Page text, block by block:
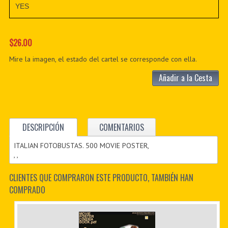
YES
$26.00
Mire la imagen, el estado del cartel se corresponde con ella.
Añadir a la Cesta
DESCRIPCIÓN COMENTARIOS
ITALIAN FOTOBUSTAS. 500 MOVIE POSTER,
CLIENTES QUE COMPRARON ESTE PRODUCTO, TAMBIÉN HAN
COMPRADO